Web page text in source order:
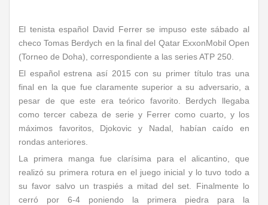
El tenista español David Ferrer se impuso este sábado al
checo Tomas Berdych en la final del Qatar ExxonMobil Open
(Torneo de Doha), correspondiente a las series ATP 250.
El español estrena así 2015 con su primer título tras una
final en la que fue claramente superior a su adversario, a
pesar de que este era teórico favorito. Berdych llegaba
como tercer cabeza de serie y Ferrer como cuarto, y los
máximos favoritos, Djokovic y Nadal, habían caído en
rondas anteriores.
La primera manga fue clarísima para el alicantino, que
realizó su primera rotura en el juego inicial y lo tuvo todo a
su favor salvo un traspiés a mitad del set. Finalmente lo
cerró por 6-4 poniendo la primera piedra para la